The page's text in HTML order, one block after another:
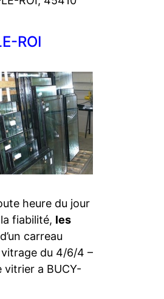
ROI
heure du jour
fiabilité, les
carreau
vitrage du 4/6/4 –
a BUCY-